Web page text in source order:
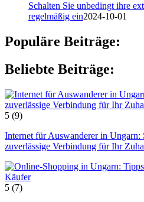
Schalten Sie unbedingt ihre
regelmäßig ein2024-10-01
Populäre Beiträge:
Beliebte Beiträge:
5 (9)
Internet für Auswanderer in Ungarn:
zuverlässige Verbindung für Ihr
5 (7)